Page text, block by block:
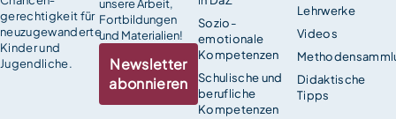
gerechtigkeit für
neuzugewanderte
Kinder und
Jugendliche.
Sozio-
emotionale
Kompetenzen
Schulische und
berufliche
Kompetenzen
Lehrwerke
Videos
Didaktische
Tipps
unsere Arbeit,
Fortbildungen
und Materialien!
Newsletter
abonnieren